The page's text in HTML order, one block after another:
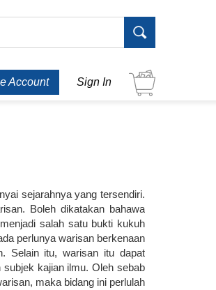
Account Sign In
sejarahnya yang tersendiri.
Boleh dikatakan bahawa
salah satu bukti kukuh
perlunya warisan berkenaan
Selain itu, warisan itu dapat
kajian ilmu. Oleh sebab
maka bidang ini perlulah